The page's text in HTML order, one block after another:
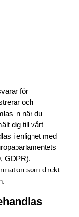
för
och
in när du
dig till vårt
i enlighet med
GDPR).
som direkt